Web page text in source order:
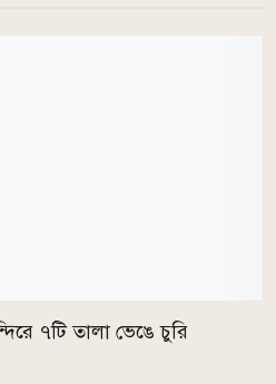
৭টি তালা ভেঙে চুরি